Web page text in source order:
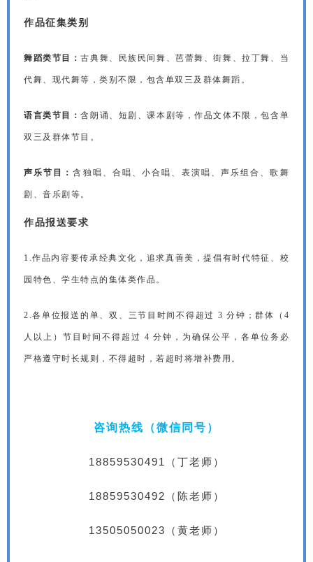
作品征集类别
舞蹈类节目：古典舞、民族民间舞、芭蕾舞、街舞、拉丁舞、当
代舞、现代舞等，类别不限，包含单双三及群体舞蹈。
语言类节目：含朗诵、短剧、课本剧等，作品文体不限，包含单
双三及群体节目。
声乐节目：含独唱、合唱、小合唱、表演唱、声乐组合、歌舞
剧、音乐剧等。
作品报送要求
1.作品内容要传承经典文化，追求真善美，提倡有时代特征、校
园 特色、学生特点的集体类作品。
2.各单位报送的单、双、三节目时间不得超过 3 分钟；群体（4
人 以上）节目时间不得超过 4 分钟，为确保公平，各单位务必
严格遵守时长规则，不得超时，若超时将增补费用。
咨询热线（微信同号）
18859530491（丁老师）
18859530492（陈老师）
13505050023（黄老师）